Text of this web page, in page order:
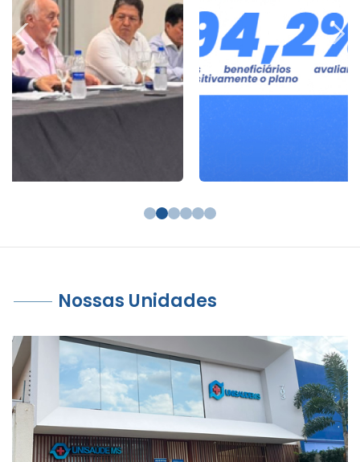
Nossas Unidades